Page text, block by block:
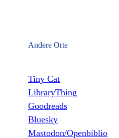
Andere Orte
Tiny Cat
LibraryThing
Goodreads
Bluesky
Mastodon/Openbiblio